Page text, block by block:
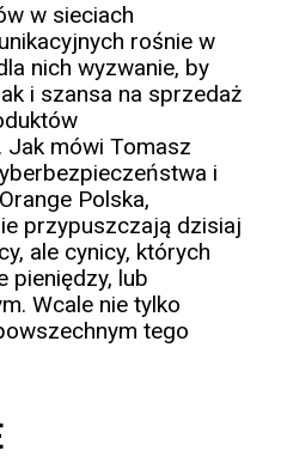
w sieciach
rośnie w
nich wyzwanie, by
i szansa na sprzedaż
mówi Tomasz
i
Polska,
przypuszczają dzisiaj
ale cynicy, których
pieniędzy, lub
Wcale nie tylko
tego